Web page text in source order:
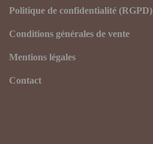
Politique de confidentialité (RGPD)
Conditions générales de vente
Mentions légales
Contact